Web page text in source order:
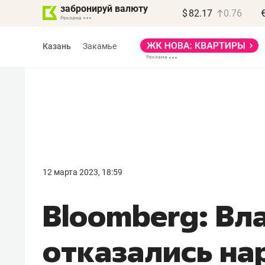
забронируй валюту $ 82.17 0.76
Казань Закамье
12 марта 2023, 18:59
Bloomberg:
отказались
правил, бизнес может
потерять минимум